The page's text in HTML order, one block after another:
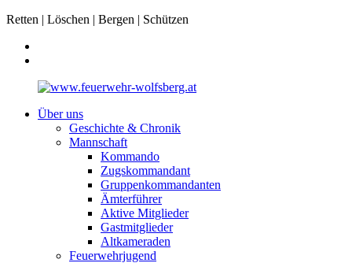
Retten | Löschen | Bergen | Schützen
Über uns
Geschichte & Chronik
Mannschaft
Kommando
Zugskommandant
Gruppenkommandanten
Ämterführer
Aktive Mitglieder
Gastmitglieder
Altkameraden
Feuerwehrjugend